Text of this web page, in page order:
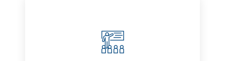
Қазақстанда жоғары білім алу
(бакалавриат)